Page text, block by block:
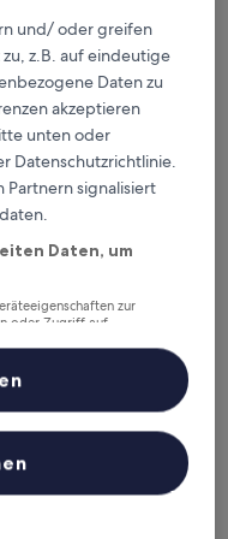
7,8/10 —
von Bahnhof Estressin
Sehr gut.
nahe
und/ oder greifen
z.B. auf eindeutige
Daten zu
akzeptieren
unten oder
Datenschutzrichtlinie.
Partnern signalisiert
Daten, um
zur
oder Zugriff auf
Performance von Inhalten,
Verbesserung von